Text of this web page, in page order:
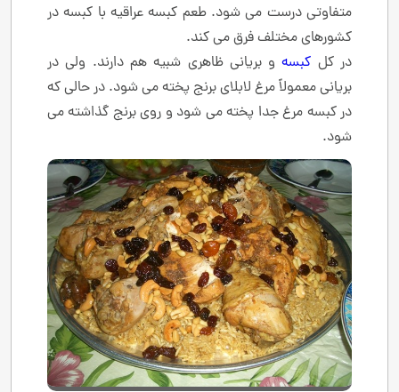
متفاوتی درست می شود. طعم کبسه عراقیه با کبسه در
کشورهای مختلف فرق می کند.
در کل کبسهو بریانی ظاهری شبیه هم دارند. ولی در
بریانی معمولاً مرغ لابلای برنج پخته می شود. در حالی که
در کبسه مرغ جدا پخته می شود و روی برنج گذاشته می
شود.